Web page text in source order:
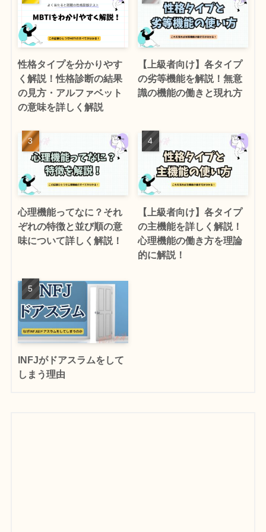
性格タイプを分かりやす
く解説！性格診断の結果
の見方・アルファベット
の意味を詳しく解説
【上級者向け】各タイプ
の劣等機能を解説！無意
識の機能の働きと現れ方
心理機能ってなに？それ
ぞれの特徴と並び順の意
味について詳しく解説！
【上級者向け】各タイプ
の主機能を詳しく解説！
心理機能の働き方を理論
的に解説！
INFJがドアスラムをして
しまう理由